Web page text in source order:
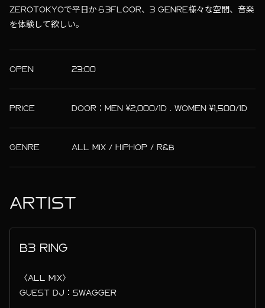
ZEROTOKYOで平日から3FLOOR、3 GENRE様々な空間、音楽
を体験して欲しい。
OPEN 23:00
PRICE DOOR：MEN ¥2,000/1D . WOMEN ¥1,500/1D
GENRE ALL MIX / HIPHOP / R&B
ARTIST
B3 RING
〈ALL MIX〉
GUEST DJ：SWAGGER